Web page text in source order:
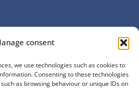
consent
we use technologies such as cookies to
Consenting to these technologies
as browsing behaviour or unique IDs on